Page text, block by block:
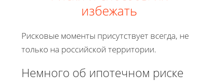
избежать
Рисковые моменты присутствует всегда, не
только на российской территории.
Немного об ипотечном риске